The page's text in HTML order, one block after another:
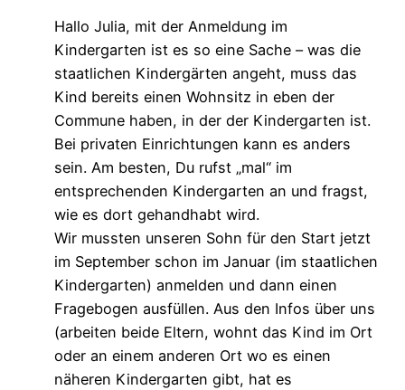
Hallo Julia, mit der Anmeldung im
Kindergarten ist es so eine Sache – was die
staatlichen Kindergärten angeht, muss das
Kind bereits einen Wohnsitz in eben der
Commune haben, in der der Kindergarten ist.
Bei privaten Einrichtungen kann es anders
sein. Am besten, Du rufst „mal“ im
entsprechenden Kindergarten an und fragst,
wie es dort gehandhabt wird.
Wir mussten unseren Sohn für den Start jetzt
im September schon im Januar (im staatlichen
Kindergarten) anmelden und dann einen
Fragebogen ausfüllen. Aus den Infos über uns
(arbeiten beide Eltern, wohnt das Kind im Ort
oder an einem anderen Ort wo es einen
näheren Kindergarten gibt, hat es